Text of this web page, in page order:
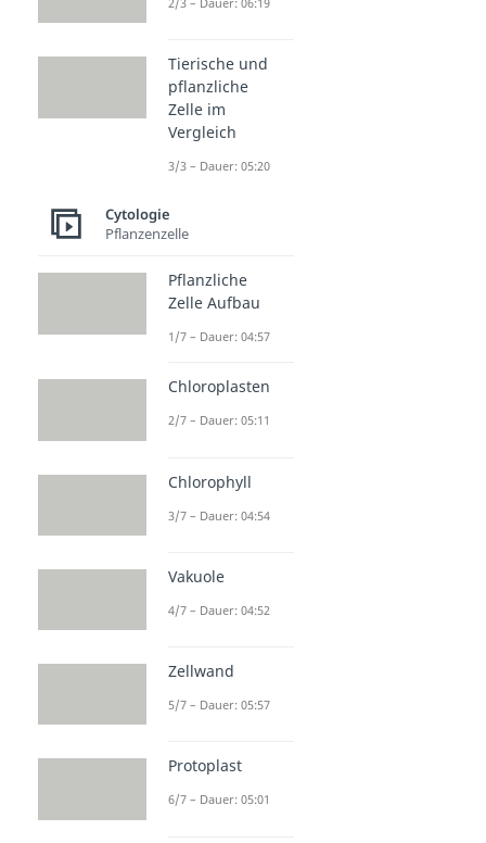
Tierische und
pflanzliche
Zelle im
Vergleich
3/3 – Dauer: 05:20
Cytologie
Pflanzenzelle
Pflanzliche
Zelle Aufbau
1/7 – Dauer: 04:57
Chloroplasten
2/7 – Dauer: 05:11
Chlorophyll
3/7 – Dauer: 04:54
Vakuole
4/7 – Dauer: 04:52
Zellwand
5/7 – Dauer: 05:57
Protoplast
6/7 – Dauer: 05:01